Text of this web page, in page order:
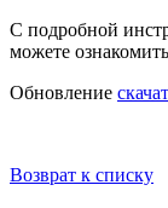
С подробной
можете
Обновление
Возврат к списку